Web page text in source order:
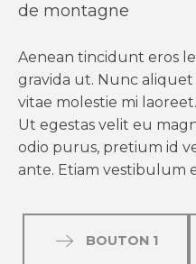
de montagne
Aenean tincidunt eros
gravida ut. Nunc
vitae molestie mi
Ut egestas velit eu
odio purus, pretium id
ante. Etiam vestibulum
BOUTON 1